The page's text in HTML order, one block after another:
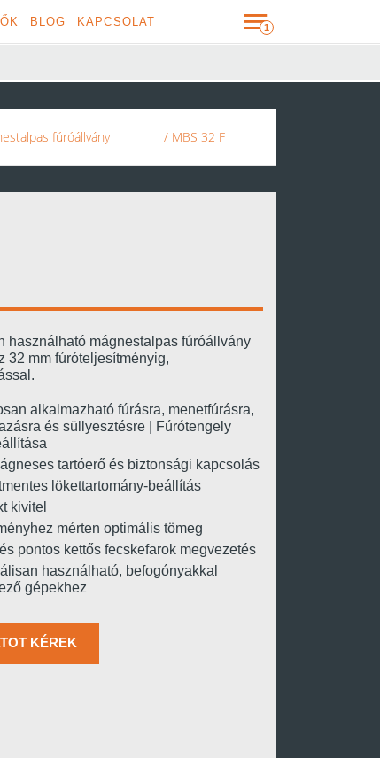
BLOG KAPCSOLAT
fúróállvány / MBS 32 F
használható mágnestalpas fúróállvány
32 mm fúróteljesítményig,
alkalmazható fúrásra, menetfúrásra,
és süllyesztésre | Fúrótengely
tartóerő és biztonsági kapcsolás
lökettartomány-beállítás
kivitel
mérten optimális tömeg
pontos kettős fecskefarok megvezetés
használható, befogónyakkal
gépekhez
KÉREK